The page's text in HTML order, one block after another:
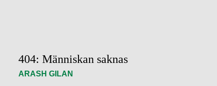
404: Människan saknas
ARASH GILAN